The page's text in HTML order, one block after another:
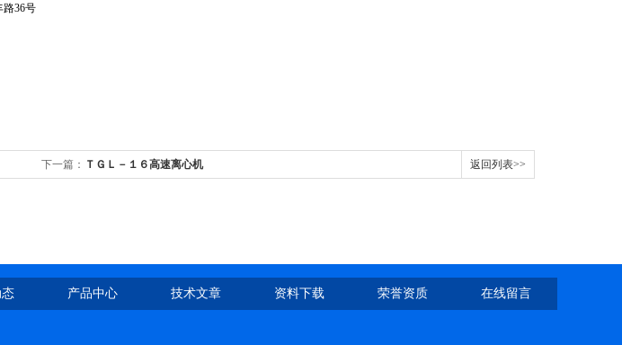
号
下一篇： ＴＧＬ－１６高速离心机 返回列表>>
产品中心 技术文章 资料下载 荣誉资质 在线留言